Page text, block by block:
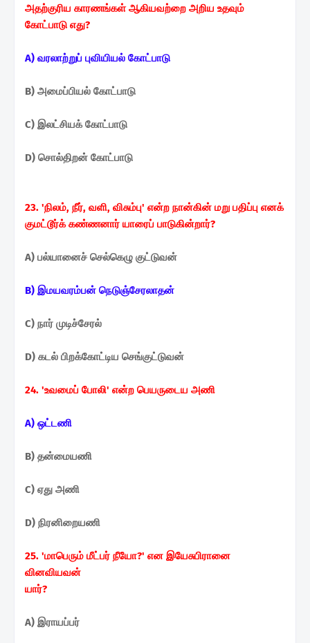
அதற்குரிய காரணங்கள் ஆகியவற்றை அறிய உதவும்
கோட்பாடு எது?
A) வரலாற்றுப் புவியியல் கோட்பாடு
B) அமைப்பியல் கோட்பாடு
C) இலட்சியக் கோட்பாடு
D) சொல்திறன் கோட்பாடு
23. 'நிலம், நீர், வளி, விசும்பு' என்ற நான்கின் மறு பதிப்பு எனக்
குமட்டூர்க் கண்ணனார் யாரைப் பாடுகின்றார்?
A) பல்யானைச் செல்கெழு குட்டுவன்
B) இமயவரம்பன் நெடுஞ்சேரலாதன்
C) நார் முடிச்சேரல்
D) கடல் பிறக்கோட்டிய செங்குட்டுவன்
24. 'உவமைப் போலி' என்ற பெயருடைய அணி
A) ஒட்டணி
B) தன்மையணி
C) ஏது அணி
D) நிரனிறையணி
25. 'மாபெரும் மீட்பர் நீயோ?' என இயேசுபிரானை
வினவியவன்
யார்?
A) இராயப்பர்